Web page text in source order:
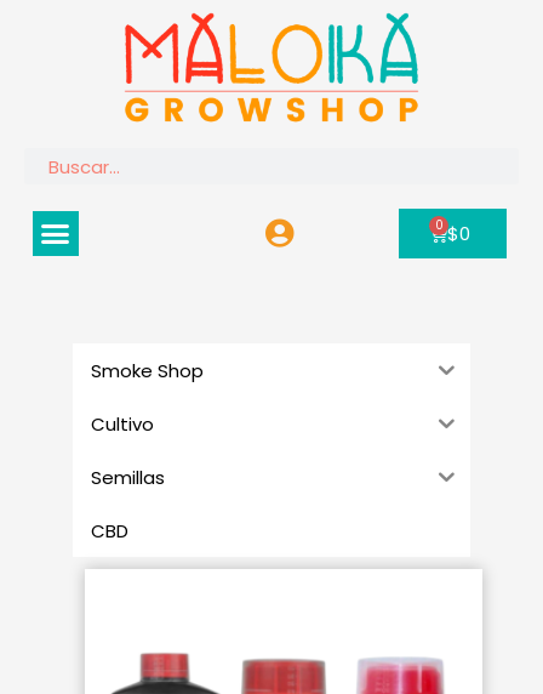
Buscar
Menú $0
0
Carrito
Smoke Shop
Cultivo
Semillas
CBD